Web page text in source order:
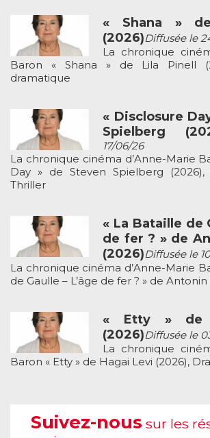
« Shana »
(2026)Diffusée le
La chronique
Baron « Shana » de Lila Pinell
dramatique
« Disclosure
Spielberg
17/06/26
La chronique cinéma d’Anne-Marie
Day » de Steven Spielberg (2026),
Thriller
« La Bataille de
de fer ? » de
(2026)Diffusée le
La chronique cinéma d’Anne-Marie
de Gaulle – L’âge de fer ? » de Antonin
« Etty » de
(2026)Diffusée le
La chronique
Baron « Etty » de Hagai Levi (2026),
Suivez-nous sur les